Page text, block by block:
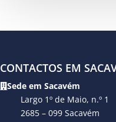
CONTACTOS EM
Sede em Sacavém
Largo 1º de Maio, n.º 1
2685 – 099 Sacavém